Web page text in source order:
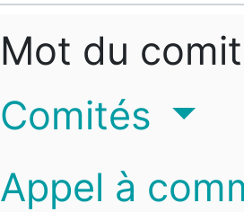
Mot du
Comités
Appel à